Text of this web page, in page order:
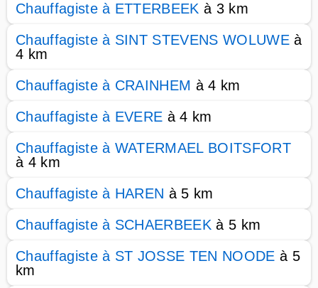
Chauffagiste à ETTERBEEK à 3 km
Chauffagiste à SINT STEVENS WOLUWEà
4 km
Chauffagiste à CRAINHEM à 4 km
Chauffagiste à EVERE à 4 km
Chauffagiste à WATERMAEL BOITSFORT
à 4 km
Chauffagiste à HAREN à 5 km
Chauffagiste à SCHAERBEEK à 5 km
Chauffagiste à ST JOSSE TEN NOODE à 5
km